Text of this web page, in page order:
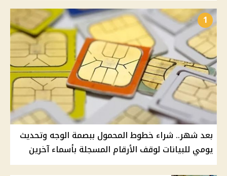
1
بعد شهر.. شراء خطوط المحمول ببصمة الوجه وتحديث
يومي للبيانات لوقف الأرقام المسجلة بأسماء آخرين